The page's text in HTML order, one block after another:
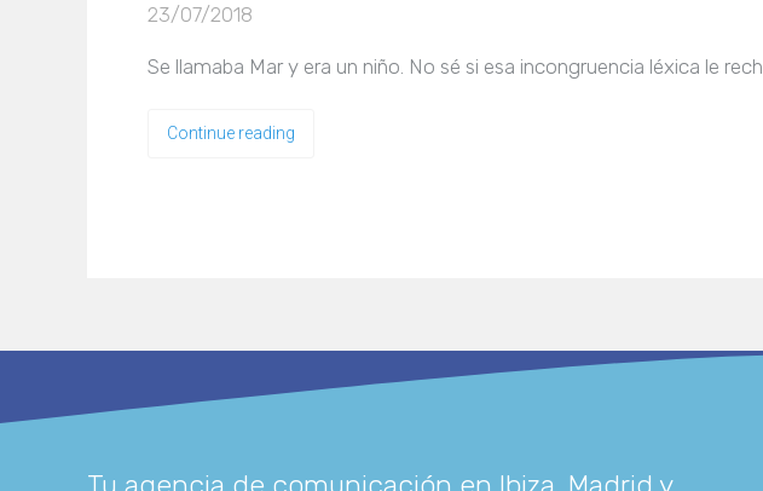
23/07/2018
Se llamaba Mar y era un niño. No sé si esa incongruencia léxica le
Continue reading